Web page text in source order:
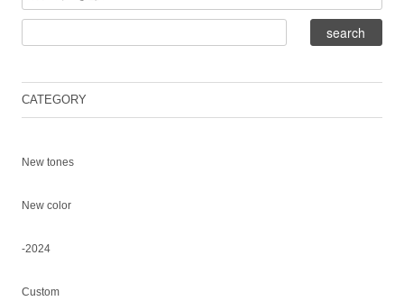
CATEGORY
New tones
New color
-2024
Custom